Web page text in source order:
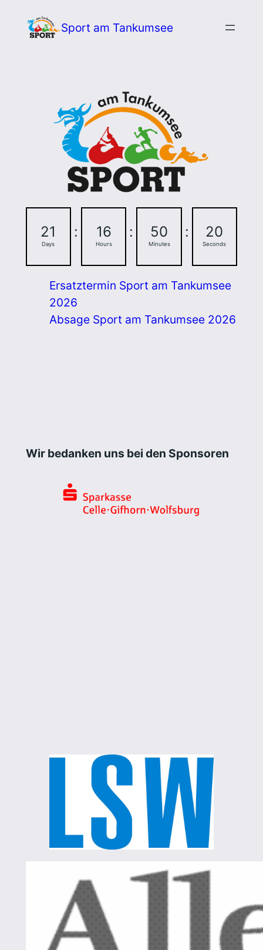
Inhalt
Sport am Tankumsee
21
Days
: 16
Hours
: 50
Minutes
: 20
Seconds
Ersatztermin Sport am Tankumsee
2026
Absage Sport am Tankumsee 2026
Wir bedanken uns bei den Sponsoren